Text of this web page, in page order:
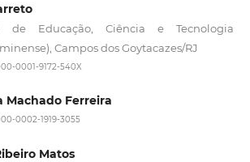
de Educação, Ciência e Tecnologia
Campos dos Goytacazes/RJ
0001-9172-540X
Machado Ferreira
0002-1919-3055
Matos